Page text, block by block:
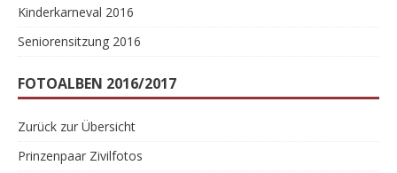
Kinderkarneval 2016
Seniorensitzung 2016
FOTOALBEN 2016/2017
Zurück zur Übersicht
Prinzenpaar Zivilfotos